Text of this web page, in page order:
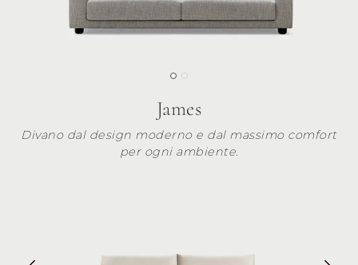
James
Divano dal design moderno e dal massimo comfort
per ogni ambiente.